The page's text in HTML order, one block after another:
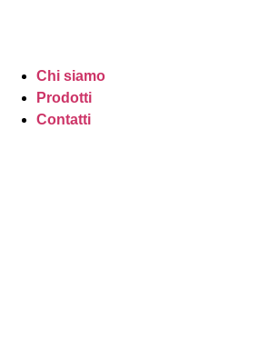
Chi siamo
Prodotti
Contatti